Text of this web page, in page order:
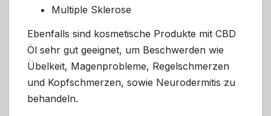
Multiple Sklerose
Ebenfalls sind kosmetische Produkte mit CBD
Öl sehr gut geeignet, um Beschwerden wie
Übelkeit, Magenprobleme, Regelschmerzen
und Kopfschmerzen, sowie Neurodermitis zu
behandeln.